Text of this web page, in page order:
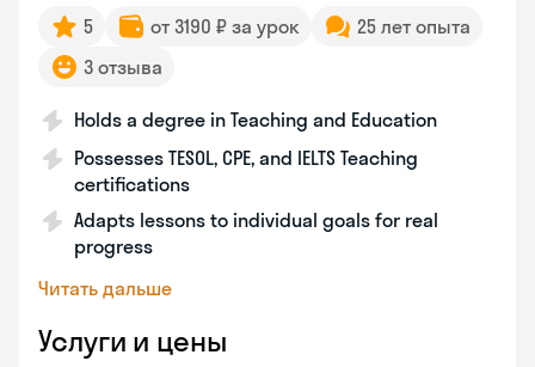
5 от 3190 ₽ за урок
25 лет опыта
3 отзыва
Holds a degree in Teaching and Education
Possesses TESOL, CPE, and IELTS Teaching
certifications
Adapts lessons to individual goals for real
progress
Читать дальше
Услуги и цены